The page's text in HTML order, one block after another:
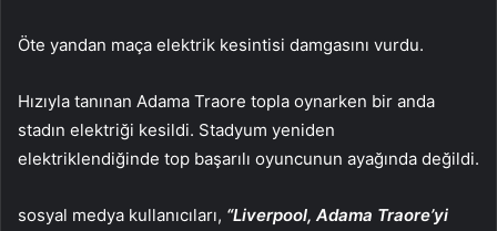
Öte yandan maça elektrik kesintisi damgasını vurdu.
Hızıyla tanınan Adama Traore topla oynarken bir anda
stadın elektriği kesildi. Stadyum yeniden
elektriklendiğinde top başarılı oyuncunun ayağında değildi.
sosyal medya kullanıcıları, “Liverpool, Adama Traore’yi